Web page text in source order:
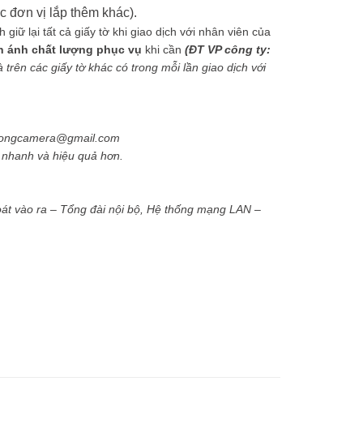
đơn vị lắp thêm khác).
lại tất cả giấy tờ khi giao dịch với nhân viên của
ánh chất lượng phục vụ khi cần (ĐT VP công ty:
các giấy tờ khác có trong mỗi lần giao dịch với
và hiệu quả hơn.
vào ra – Tổng đài nội bộ, Hệ thống mạng LAN –